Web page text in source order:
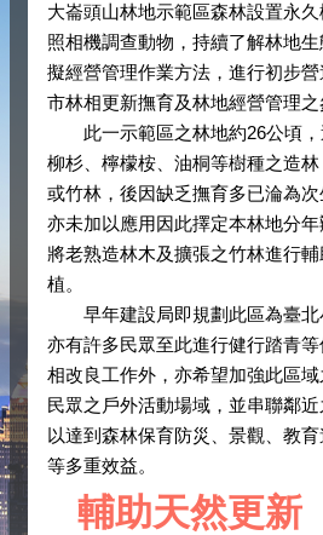
大崙頭山林地示範區森林設置永
照相機調查動物，持續了解林地
擬經營管理作業方法，進行初步
市林相更新撫育及林地經營管理之
此一示範區之林地約26公頃，
柳杉、檸檬桉、油桐等樹種之造
或竹林，後因缺乏撫育多已淪為
亦未加以應用因此擇定本林地分年
將老熟造林木及擴張之竹林進行
植。
早年建設局即規劃此區為臺北
亦有許多民眾至此進行健行踏青
相改良工作外，亦希望加強此區
民眾之戶外活動場域，並串聯鄰近
以達到森林保育防災、景觀、教
等多重效益。
輔助天然更新